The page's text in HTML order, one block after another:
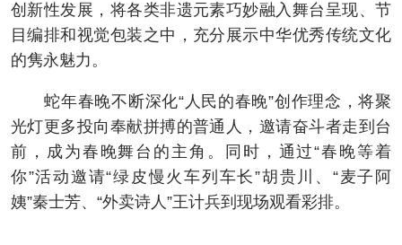
创新性发展，将各类非遗元素巧妙融入舞台呈现、节
目编排和视觉包装之中，充分展示中华优秀传统文化
的隽永魅力。
蛇年春晚不断深化“人民的春晚”创作理念，将聚
光灯更多投向奉献拼搏的普通人，邀请奋斗者走到台
前，成为春晚舞台的主角。同时，通过“春晚等着
你”活动邀请“绿皮慢火车列车长”胡贵川、“麦子阿
姨”秦士芳、“外卖诗人”王计兵到现场观看彩排。